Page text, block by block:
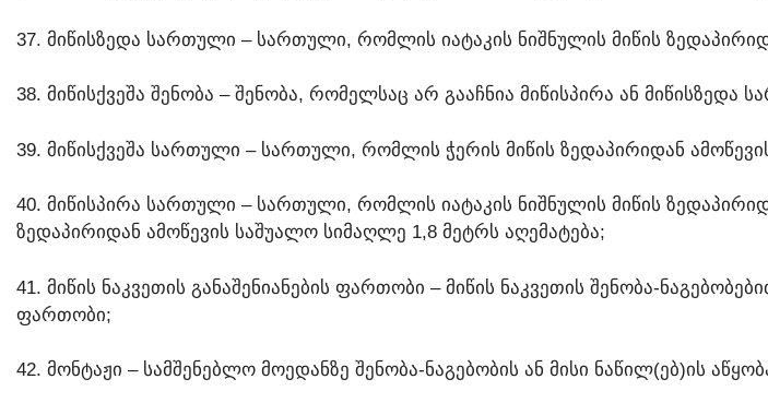
37. ᲛᲘᲬᲘᲡᲖᲔᲓᲐ ᲡᲐᲠᲗᲣᲚᲘ – ᲡᲐᲠᲗᲣᲚᲘ, ᲠᲝᲛᲚᲘᲡ ᲘᲐᲢᲐᲙᲘᲡ ᲜᲘᲨᲜᲣᲚᲘᲡ ᲛᲘᲬᲘᲡ
38. ᲛᲘᲬᲘᲡᲥᲕᲔᲨᲐ ᲨᲔᲜᲝᲑᲐ – ᲨᲔᲜᲝᲑᲐ, ᲠᲝᲛᲔᲚᲡᲐᲪ ᲐᲠ ᲒᲐᲐᲩᲜᲘᲐ ᲛᲘᲬᲘᲡᲞᲘᲠᲐ ᲐᲜ ᲛᲘᲬᲘᲡᲖᲔᲓᲐ
39. ᲛᲘᲬᲘᲡᲥᲕᲔᲨᲐ ᲡᲐᲠᲗᲣᲚᲘ – ᲡᲐᲠᲗᲣᲚᲘ, ᲠᲝᲛᲚᲘᲡ ᲭᲔᲠᲘᲡ ᲛᲘᲬᲘᲡ ᲖᲔᲓᲐᲞᲘᲠᲘᲓᲐᲜ
40. ᲛᲘᲬᲘᲡᲞᲘᲠᲐ ᲡᲐᲠᲗᲣᲚᲘ – ᲡᲐᲠᲗᲣᲚᲘ, ᲠᲝᲛᲚᲘᲡ ᲘᲐᲢᲐᲙᲘᲡ ᲜᲘᲨᲜᲣᲚᲘᲡ ᲛᲘᲬᲘᲡ
ᲖᲔᲓᲐᲞᲘᲠᲘᲓᲐᲜ ᲐᲛᲝᲬᲔᲕᲘᲡ ᲡᲐᲨᲣᲐᲚᲝ ᲡᲘᲛᲐᲦᲚᲔ 1,8 ᲛᲔᲢᲠᲡ ᲐᲦᲔᲛᲐᲢᲔᲑᲐ;
41. ᲛᲘᲬᲘᲡ ᲜᲐᲙᲕᲔᲗᲘᲡ ᲒᲐᲜᲐᲨᲔᲜᲘᲐᲜᲔᲑᲘᲡ ᲤᲐᲠᲗᲝᲑᲘ – ᲛᲘᲬᲘᲡ ᲜᲐᲙᲕᲔᲗᲘᲡ ᲨᲔᲜᲝᲑᲐ-
ᲤᲐᲠᲗᲝᲑᲘ;
42. ᲛᲝᲜᲢᲐᲟᲘ – ᲡᲐᲛᲨᲔᲜᲔᲑᲚᲝ ᲛᲝᲔᲓᲐᲜᲖᲔ ᲨᲔᲜᲝᲑᲐ-ᲜᲐᲒᲔᲑᲝᲑᲘᲡ ᲐᲜ ᲛᲘᲡᲘ ᲜᲐᲬᲘᲚ(ᲔᲑ)ᲘᲡ